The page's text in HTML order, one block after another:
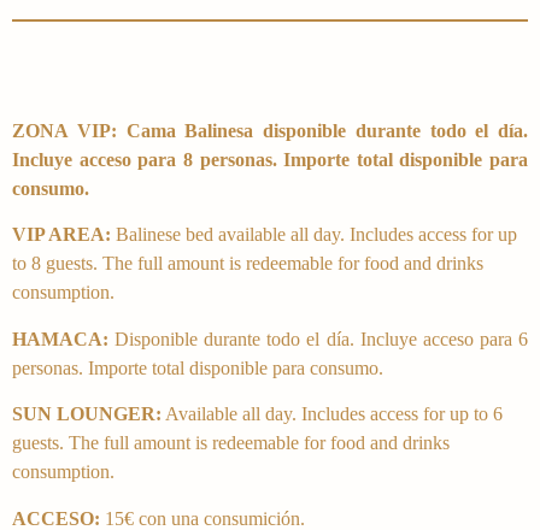
ZONA VIP: Cama Balinesa disponible durante todo el día.
Incluye acceso para 8 personas. Importe total disponible para
consumo.
VIP AREA: Balinese bed available all day. Includes access for up
to 8 guests. The full amount is redeemable for food and drinks
consumption.
HAMACA: Disponible durante todo el día. Incluye acceso para 6
personas. Importe total disponible para consumo.
SUN LOUNGER: Available all day. Includes access for up to 6
guests. The full amount is redeemable for food and drinks
consumption.
ACCESO: 15€ con una consumición.